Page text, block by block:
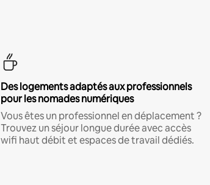
Des logements adaptés aux professionnels
pour les nomades numériques
Vous êtes un professionnel en déplacement ?
Trouvez un séjour longue durée avec accès
wifi haut débit et espaces de travail dédiés.